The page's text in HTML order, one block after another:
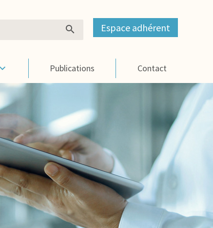
Espace adhérent
Publications Contact